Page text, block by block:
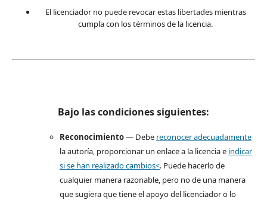
El licenciador no puede revocar estas libertades mientras
cumpla con los términos de la licencia.
Bajo las condiciones siguientes:
Reconocimiento— Debe reconocer adecuadamente
la autoría, proporcionar un enlace a la licencia e indicar
si se han realizado cambios<. Puede hacerlo de
cualquier manera razonable, pero no de una manera
que sugiera que tiene el apoyo del licenciador o lo